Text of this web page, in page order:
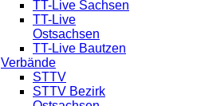
TT-Live Sachsen
TT-Live
Ostsachsen
TT-Live Bautzen
Verbände
STTV
STTV Bezirk